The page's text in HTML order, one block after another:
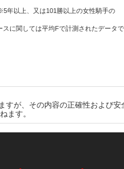
年以上、又は101勝以上の女性騎手の
に関しては平均Fで計測されたデータで
が、その内容の正確性および
ます。